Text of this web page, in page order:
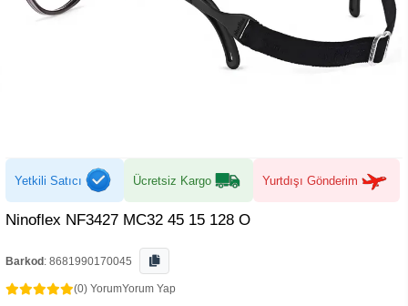
Yetkili Satıcı Ücretsiz Kargo Yurtdışı Gönderim
Ninoflex NF3427 MC32 45 15 128 O
Barkod : 8681990170045
(0) YorumYorum Yap